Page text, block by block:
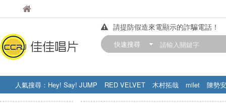
佳佳唱片
請提防假造來電顯示的詐騙電話！
【中華門市營業時間調整公告】
快速搜尋
人氣搜尋： Hey! Say! JUMP RED VELVET 木村拓哉 milet
陳勢安